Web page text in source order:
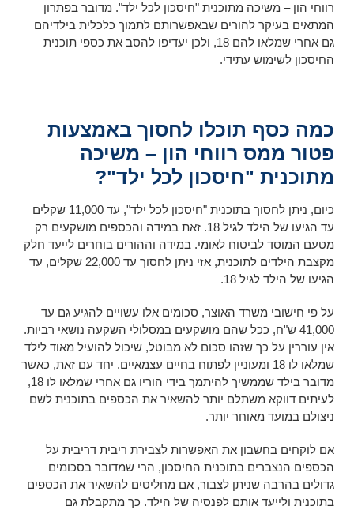
רווחי הון – משיכה מתוכנית "חיסכון לכל ילד". מדובר בפתרון
המתאים בעיקר להורים שבאפשרותם לתמוך כלכלית בילדיהם
גם אחרי שמלאו להם 18, ולכן יעדיפו להסב את כספי תוכנית
החיסכון לשימוש עתידי.
כמה כסף תוכלו לחסוך באמצעות
פטור ממס רווחי הון – משיכה
מתוכנית "חיסכון לכל ילד"?
כיום, ניתן לחסוך בתוכנית "חיסכון לכל ילד", עד 11,000 שקלים
עד הגיעו של הילד לגיל 18. זאת במידה והכספים מושקעים רק
מטעם המוסד לביטוח לאומי. במידה וההורים בוחרים לייעד חלק
מקצבת הילדים לתוכנית, אזי ניתן לחסוך עד 22,000 שקלים, עד
הגיעו של הילד לגיל 18.
על פי חישובי משרד האוצר, סכומים אלו עשויים להגיע גם עד
41,000 ש"ח, ככל שהם מושקעים במסלולי השקעה נושאי רביות.
אין עוררין על כך שזהו סכום לא מבוטל, שיכול להועיל מאוד לילד
שמלאו לו 18 ומעוניין לפתוח בחיים עצמאיים. יחד עם זאת, כאשר
מדובר בילד שממשיך להיתמך בידי הוריו גם אחרי שמלאו לו 18,
לעיתים דווקא משתלם יותר להשאיר את הכספים בתוכנית לשם
ניצולם במועד מאוחר יותר.
אם לוקחים בחשבון את האפשרות לצבירת ריבית דריבית על
הכספים הנצברים בתוכנית החיסכון, הרי שמדובר בסכומים
גדולים בהרבה שניתן לצבור, אם מחליטים להשאיר את הכספים
בתוכנית ולייעד אותם לפנסיה של הילד. כך מתקבלת גם